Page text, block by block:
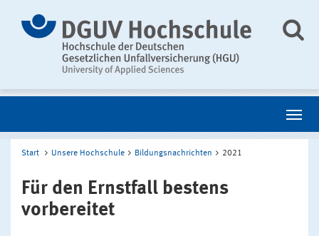
Start Unsere Hochschule Bildungsnachrichten 2021
Für den Ernstfall bestens
vorbereitet